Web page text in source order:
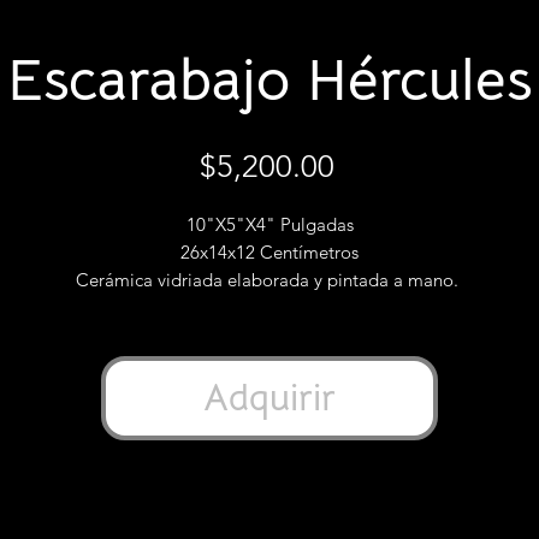
Escarabajo Hércules
$5,200.00Precio
10"X5"X4" Pulgadas
26x14x12 Centímetros
Cerámica vidriada elaborada y pintada a mano.
Adquirir